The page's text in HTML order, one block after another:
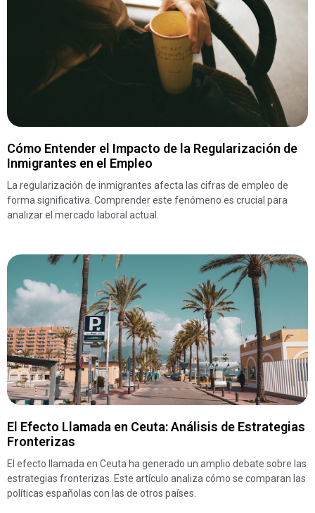
Cómo Entender el Impacto de la Regularización de
Inmigrantes en el Empleo
La regularización de inmigrantes afecta las cifras de empleo de
forma significativa. Comprender este fenómeno es crucial para
analizar el mercado laboral actual.
El Efecto Llamada en Ceuta: Análisis de Estrategias
Fronterizas
El efecto llamada en Ceuta ha generado un amplio debate sobre las
estrategias fronterizas. Este artículo analiza cómo se comparan las
políticas españolas con las de otros países.